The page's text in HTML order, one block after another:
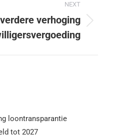
NEXT
verhoging
loontransparantie
tot 2027